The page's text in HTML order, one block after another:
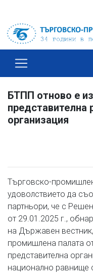
БТПП отново е
представителна
организация
Търговско-
удоволствието да
партньори, че с
от 29.01.2025 г.,
на Държавен
промишлена палата
представителна
национално равнище